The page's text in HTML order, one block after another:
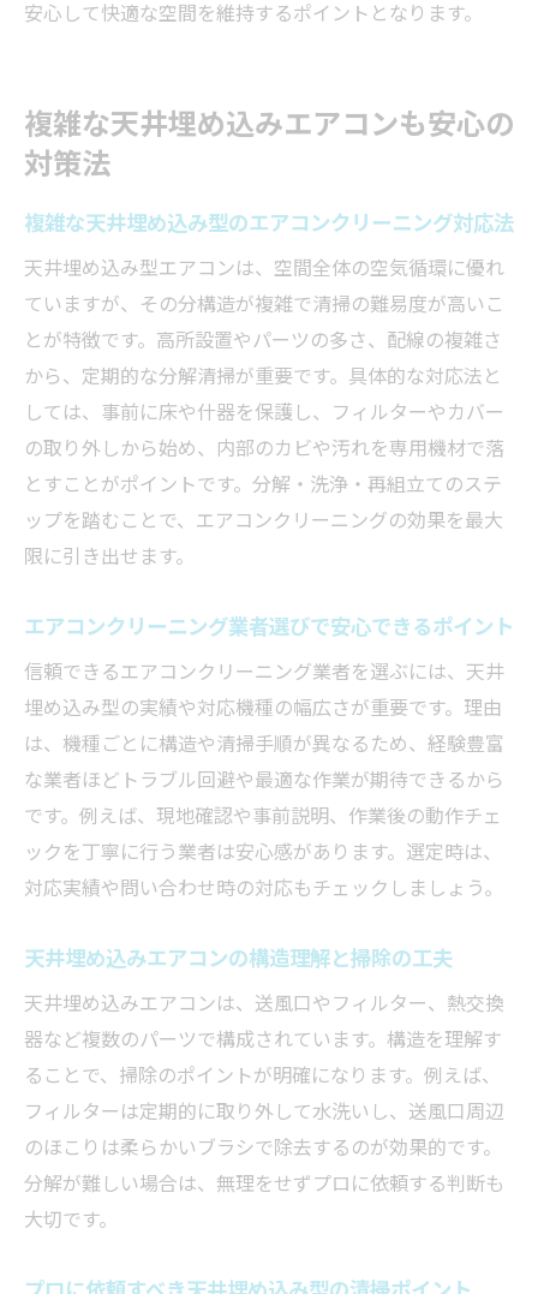
安心して快適な空間を維持するポイントとなります。
複雑な天井埋め込みエアコンも安心の
対策法
複雑な天井埋め込み型のエアコンクリーニング対応法
天井埋め込み型エアコンは、空間全体の空気循環に優れ
ていますが、その分構造が複雑で清掃の難易度が高いこ
とが特徴です。高所設置やパーツの多さ、配線の複雑さ
から、定期的な分解清掃が重要です。具体的な対応法と
しては、事前に床や什器を保護し、フィルターやカバー
の取り外しから始め、内部のカビや汚れを専用機材で落
とすことがポイントです。分解・洗浄・再組立てのステ
ップを踏むことで、エアコンクリーニングの効果を最大
限に引き出せます。
エアコンクリーニング業者選びで安心できるポイント
信頼できるエアコンクリーニング業者を選ぶには、天井
埋め込み型の実績や対応機種の幅広さが重要です。理由
は、機種ごとに構造や清掃手順が異なるため、経験豊富
な業者ほどトラブル回避や最適な作業が期待できるから
です。例えば、現地確認や事前説明、作業後の動作チェ
ックを丁寧に行う業者は安心感があります。選定時は、
対応実績や問い合わせ時の対応もチェックしましょう。
天井埋め込みエアコンの構造理解と掃除の工夫
天井埋め込みエアコンは、送風口やフィルター、熱交換
器など複数のパーツで構成されています。構造を理解す
ることで、掃除のポイントが明確になります。例えば、
フィルターは定期的に取り外して水洗いし、送風口周辺
のほこりは柔らかいブラシで除去するのが効果的です。
分解が難しい場合は、無理をせずプロに依頼する判断も
大切です。